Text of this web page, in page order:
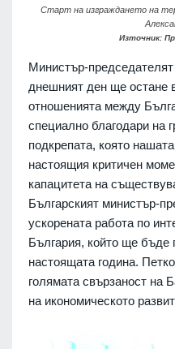
Старт на изграждането на
Източник:
Министър-
днешният ден ще остане
отношенията между
специално благодари на
подкрепата, която
настоящия критичен
капацитета на
Българският министър-
ускорената работа по
България, който ще бъде
настоящата година.
голямата свързаност на
на икономическото